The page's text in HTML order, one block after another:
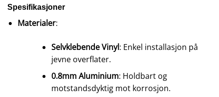
Spesifikasjoner
Materialer:
Selvklebende Vinyl: Enkel installasjon på
jevne overflater.
0.8mm Aluminium: Holdbart og
motstandsdyktig mot korrosjon.